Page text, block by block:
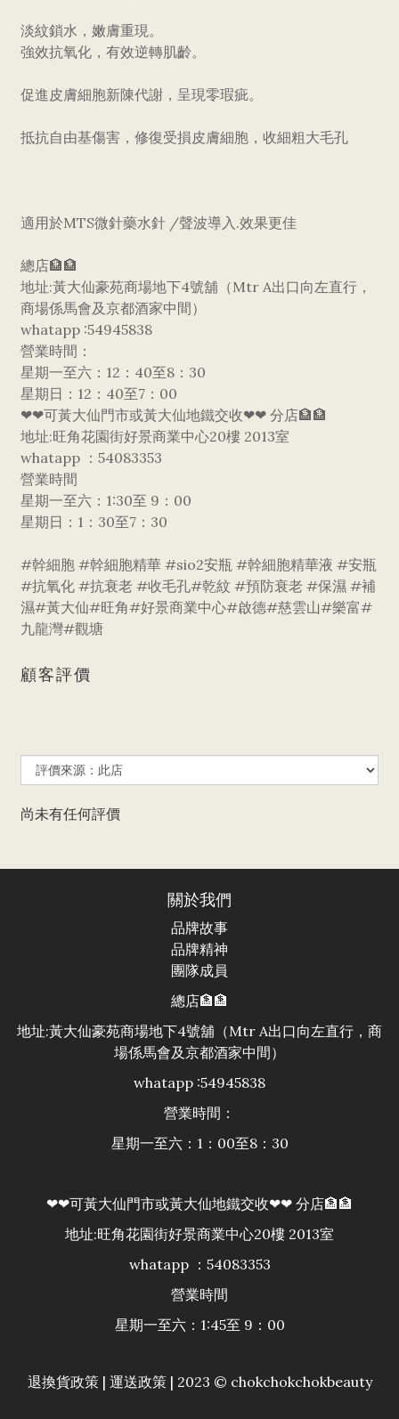
淡紋鎖水，嫩膚重現。
強效抗氧化，有效逆轉肌齡。
促進皮膚細胞新陳代謝，呈現零瑕疵。
抵抗自由基傷害，修復受損皮膚細胞，收細粗大毛孔
適用於MTS微針藥水針 /聲波導入.效果更佳
總店🏦🏦
地址:黃大仙豪苑商場地下4號舖（Mtr A出口向左直行，
商場係馬會及京都酒家中間）
whatapp :54945838
營業時間：
星期一至六：12：40至8：30
星期日：12：40至7：00
❤❤可黃大仙門市或黃大仙地鐵交收❤❤ 分店🏦🏦
地址:旺角花園街好景商業中心20樓 2013室
whatapp ：54083353
營業時間
星期一至六：1:30至 9：00
星期日：1：30至7：30
#幹細胞 #幹細胞精華 #sio2安瓶 #幹細胞精華液 #安瓶
#抗氧化 #抗衰老 #收毛孔#乾紋 #預防衰老 #保濕 #補
濕#黃大仙#旺角#好景商業中心#啟德#慈雲山#樂富#
九龍灣#觀塘
顧客評價
尚未有任何評價
關於我們
品牌故事
品牌精神
團隊成員
總店🏦🏦
地址:黃大仙豪苑商場地下4號舖（Mtr A出口向左直行，商
場係馬會及京都酒家中間）
whatapp :54945838
營業時間：
星期一至六：1：00至8：30
❤❤可黃大仙門市或黃大仙地鐵交收❤❤ 分店🏦🏦
地址:旺角花園街好景商業中心20樓 2013室
whatapp ：54083353
營業時間
星期一至六：1:45至 9：00
退換貨政策| 運送政策| 2023 © chokchokchokbeauty